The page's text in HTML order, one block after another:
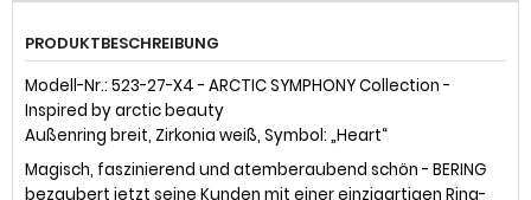
PRODUKTBESCHREIBUNG
Modell-Nr.: 523-27-X4 - ARCTIC SYMPHONY Collection -
Inspired by arctic beauty
Außenring breit, Zirkonia weiß, Symbol: „Heart“
Magisch, faszinierend und atemberaubend schön - BERING
bezaubert jetzt seine Kunden mit einer einzigartigen Ring-